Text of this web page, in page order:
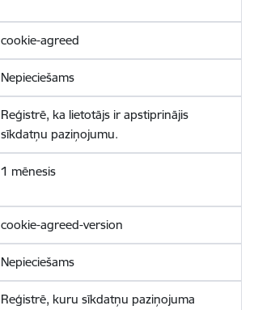
cookie-agreed
Nepieciešams
Reģistrē, ka lietotājs ir apstiprinājis
sīkdatņu paziņojumu.
1 mēnesis
cookie-agreed-version
Nepieciešams
Reģistrē, kuru sīkdatņu paziņojuma